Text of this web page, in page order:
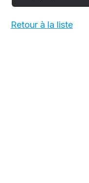
Retour à la liste